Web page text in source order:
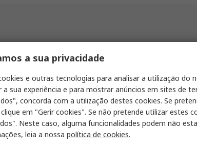
a sua privacidade
e outras tecnologias para analisar a utilização do
a sua experiência e para mostrar anúncios em sites de
concorda com a utilização destes cookies. Se
em "Gerir cookies". Se não pretende utilizar estes
Neste caso, alguma funcionalidades podem não
leia a nossa política de cookies.